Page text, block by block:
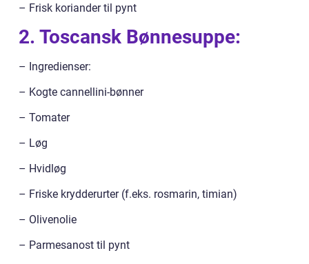
– Frisk koriander til pynt
2. Toscansk Bønnesuppe:
– Ingredienser:
– Kogte cannellini-bønner
– Tomater
– Løg
– Hvidløg
– Friske krydderurter (f.eks. rosmarin, timian)
– Olivenolie
– Parmesanost til pynt